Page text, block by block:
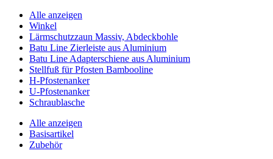
Alle anzeigen
Winkel
Lärmschutzzaun Massiv, Abdeckbohle
Batu Line Zierleiste aus Aluminium
Batu Line Adapterschiene aus Aluminium
Stellfuß für Pfosten Bambooline
H-Pfostenanker
U-Pfostenanker
Schraublasche
Alle anzeigen
Basisartikel
Zubehör